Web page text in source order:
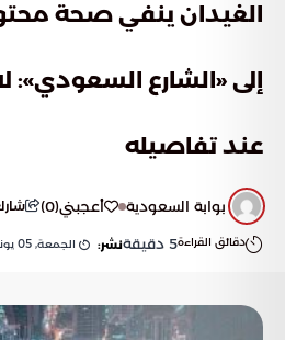
الغيدان ينفي صحة
إلى «الشارع السعودي»:
عند تفاصيله
بوابة السعودية أعجبني(
0
)
دقائق القراءة5 دقيقةنشر: الجمعة, 05 يونيو